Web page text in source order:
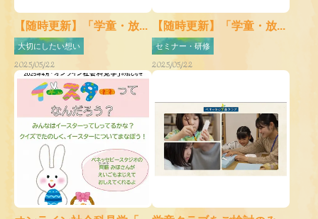
【随時更新】「学童・放...
大切にしたい想い
2025/05/22
【随時更新】「学童・放...
セミナー・研修
2025/05/22